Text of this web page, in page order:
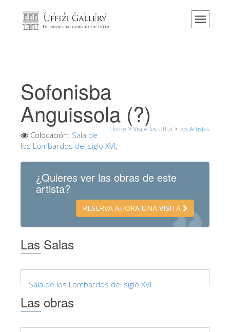
Home
Eventos y exposiciones
Los comentarios de los visitantes
Contáctenos
Visite los Uffizi
Las obras
Sofonisba
Anguissola (?)
Home >Visite los Uffizi > Los Artistas
Colocación: Sala de
los Lombardos del siglo XVI,
¿Quieres ver las obras de este
artista?
RESERVA AHORA UNA VISITA
Las Salas
Sala de los Lombardos del siglo XVI
Las obras